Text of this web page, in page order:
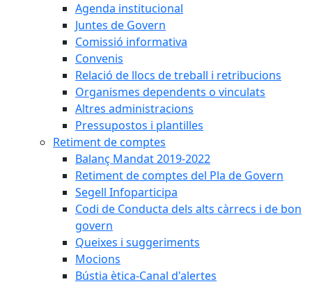
Agenda institucional
Juntes de Govern
Comissió informativa
Convenis
Relació de llocs de treball i retribucions
Organismes dependents o vinculats
Altres administracions
Pressupostos i plantilles
Retiment de comptes
Balanç Mandat 2019-2022
Retiment de comptes del Pla de Govern
Segell Infoparticipa
Codi de Conducta dels alts càrrecs i de bon
govern
Queixes i suggeriments
Mocions
Bústia ètica-Canal d'alertes